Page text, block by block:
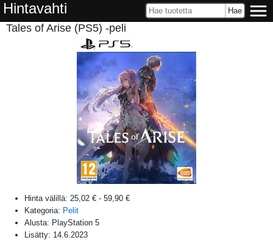
Hintavahti
Tales of Arise (PS5) -peli
Hinta välillä: 25,02 € - 59,90 €
Kategoria: Pelit
Alusta: PlayStation 5
Lisätty: 14.6.2023